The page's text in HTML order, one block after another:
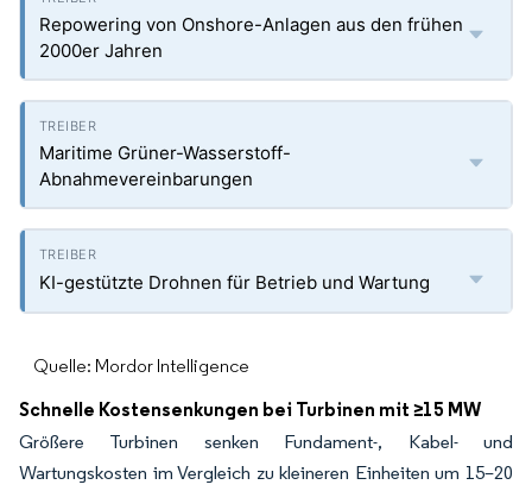
Repowering von Onshore-Anlagen aus den frühen
2000er Jahren
Maritime Grüner-Wasserstoff-
Abnahmevereinbarungen
KI-gestützte Drohnen für Betrieb und Wartung
Quelle: Mordor Intelligence
Schnelle Kostensenkungen bei Turbinen mit ≥15 MW
Größere Turbinen senken Fundament-, Kabel- und
Wartungskosten im Vergleich zu kleineren Einheiten um 15–20